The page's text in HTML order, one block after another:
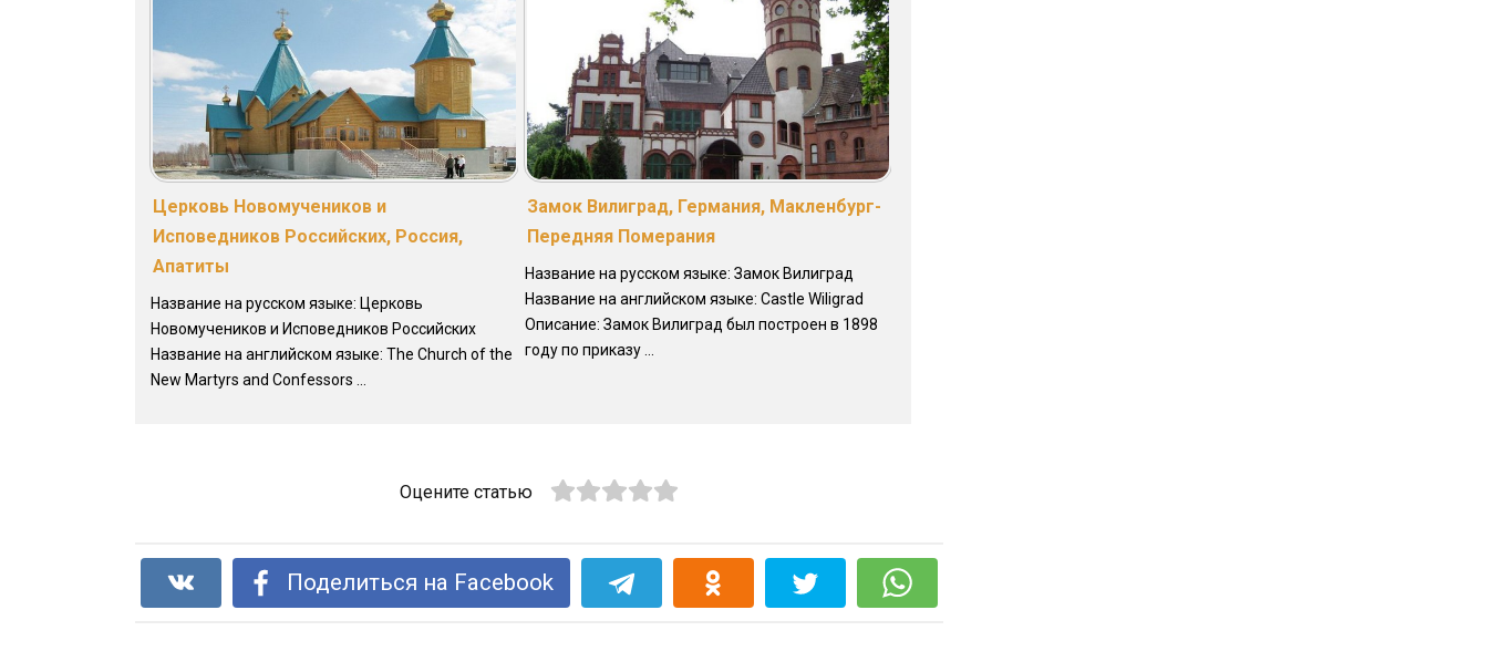
Церковь Новомучеников и
Исповедников Российских, Россия,
Апатиты
Название на русском языке: Церковь
Новомучеников и Исповедников Российских
Название на английском языке: The Church of the
New Martyrs and Confessors ...
Замок Вилиград, Германия, Макленбург-
Передняя Померания
Название на русском языке: Замок Вилиград
Название на английском языке: Castle Wiligrad
Описание: Замок Вилиград был построен в 1898
году по приказу ...
Оцените статью
Поделиться на Facebook